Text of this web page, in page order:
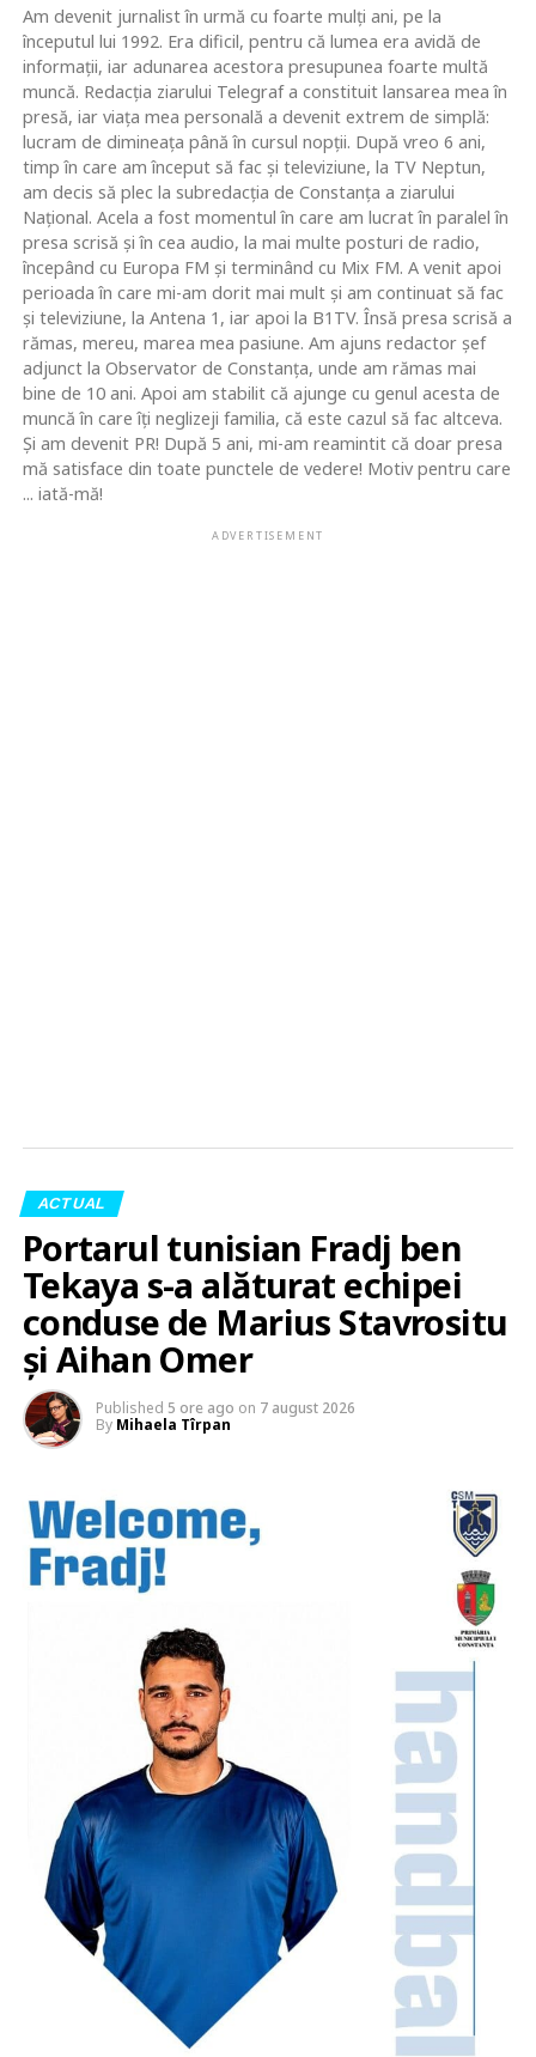
Am devenit jurnalist în urmă cu foarte mulţi ani, pe la
începutul lui 1992. Era dificil, pentru că lumea era avidă de
informaţii, iar adunarea acestora presupunea foarte multă
muncă. Redacţia ziarului Telegraf a constituit lansarea mea în
presă, iar viaţa mea personală a devenit extrem de simplă:
lucram de dimineaţa până în cursul nopţii. După vreo 6 ani,
timp în care am început să fac şi televiziune, la TV Neptun,
am decis să plec la subredacţia de Constanţa a ziarului
Naţional. Acela a fost momentul în care am lucrat în paralel în
presa scrisă şi în cea audio, la mai multe posturi de radio,
începând cu Europa FM şi terminând cu Mix FM. A venit apoi
perioada în care mi-am dorit mai mult şi am continuat să fac
şi televiziune, la Antena 1, iar apoi la B1TV. Însă presa scrisă a
rămas, mereu, marea mea pasiune. Am ajuns redactor şef
adjunct la Observator de Constanţa, unde am rămas mai
bine de 10 ani. Apoi am stabilit că ajunge cu genul acesta de
muncă în care îţi neglizeji familia, că este cazul să fac altceva.
Şi am devenit PR! După 5 ani, mi-am reamintit că doar presa
mă satisface din toate punctele de vedere! Motiv pentru care
... iată-mă!
ADVERTISEMENT
ACTUAL
Portarul tunisian Fradj ben
Tekaya s-a alăturat echipei
conduse de Marius Stavrositu
și Aihan Omer
Published 5 ore ago on 7 august 2026
By Mihaela Tîrpan